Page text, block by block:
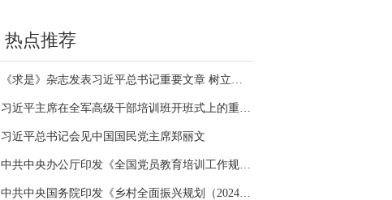
热点推荐
《求是》杂志发表习近平总书记重要文章 树立和践行正确政绩观
习近平主席在全军高级干部培训班开班式上的重要讲话引领全军开展思想整风、深化政治整训
习近平总书记会见中国国民党主席郑丽文
中共中央办公厅印发《全国党员教育培训工作规划（2024－2028年）》
中共中央国务院印发《乡村全面振兴规划（2024—2027年）》